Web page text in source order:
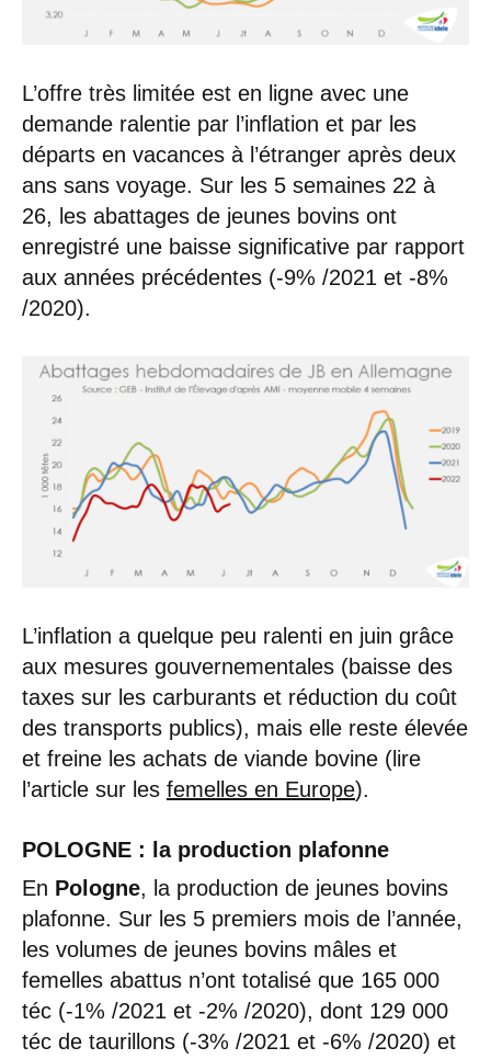
L’offre très limitée est en ligne avec une
demande ralentie par l’inflation et par les
départs en vacances à l’étranger après deux
ans sans voyage. Sur les 5 semaines 22 à
26, les abattages de jeunes bovins ont
enregistré une baisse significative par rapport
aux années précédentes (-9% /2021 et -8%
/2020).
L’inflation a quelque peu ralenti en juin grâce
aux mesures gouvernementales (baisse des
taxes sur les carburants et réduction du coût
des transports publics), mais elle reste élevée
et freine les achats de viande bovine (lire
l’article sur les femelles en Europe).
POLOGNE : la production plafonne
En Pologne, la production de jeunes bovins
plafonne. Sur les 5 premiers mois de l’année,
les volumes de jeunes bovins mâles et
femelles abattus n’ont totalisé que 165 000
téc (-1% /2021 et -2% /2020), dont 129 000
téc de taurillons (-3% /2021 et -6% /2020) et